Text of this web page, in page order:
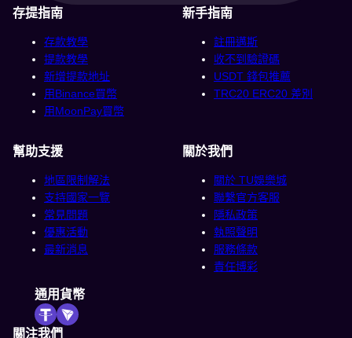
存提指南
存款教學
提款教學
新增提款地址
用Binance買幣
用MoonPay買幣
新手指南
註冊邁斯
收不到驗證碼
USDT 錢包推薦
TRC20 ERC20 差別
幫助支援
地區限制解法
支持國家一覽
常見問題
優惠活動
最新消息
關於我們
關於 TU娛樂城
聯繫官方客服
隱私政策
執照聲明
服務條款
責任博彩
通用貨幣
關注我們